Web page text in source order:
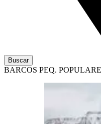
Buscar
BARCOS PEQ.